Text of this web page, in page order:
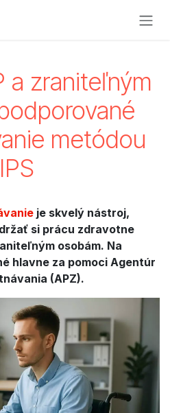
a zraniteľným
metódou
IPS
je skvelý nástroj,
si prácu zdravotne
osobám. Na
hlavne za pomoci Agentúr
(APZ).